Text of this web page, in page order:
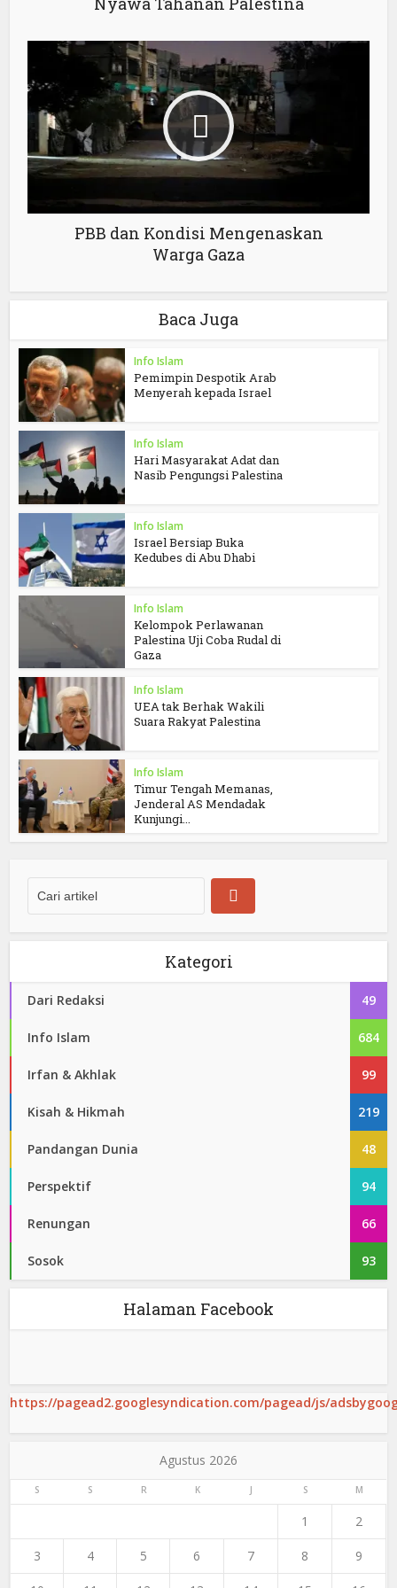
PBB dan Kondisi Mengenaskan
Warga Gaza
Baca Juga
Info Islam
Pemimpin Despotik Arab
Menyerah kepada Israel
Info Islam
Hari Masyarakat Adat dan
Nasib Pengungsi Palestina
Info Islam
Israel Bersiap Buka
Kedubes di Abu Dhabi
Info Islam
Kelompok Perlawanan
Palestina Uji Coba Rudal di
Gaza
Info Islam
UEA tak Berhak Wakili
Suara Rakyat Palestina
Info Islam
Timur Tengah Memanas,
Jenderal AS Mendadak
Kunjungi...
Kategori
Dari Redaksi 49
Info Islam 684
Irfan & Akhlak 99
Kisah & Hikmah 219
Pandangan Dunia 48
Perspektif 94
Renungan 66
Sosok 93
Halaman Facebook
https://pagead2.googlesyndication.com/pagead/js/
Agustus 2026
S S R K J S M
1 2
3 4 5 6 7 8 9